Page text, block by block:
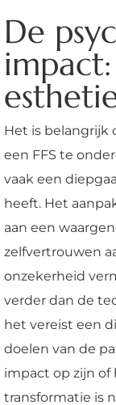
De
Het is belangrijk
een FFS te
vaak een
heeft. Het
aan een
zelfvertrouwen
onzekerheid
verder dan de
het vereist een
doelen van de
impact op zijn of
transformatie is